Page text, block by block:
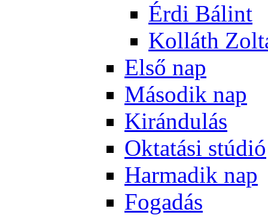
Ér­di Bá­lint
Kol­láth
El­ső nap
Má­so­dik nap
Ki­rán­du­lás
Ok­ta­tá­si stú­dió
Har­ma­dik nap
Fo­ga­dás